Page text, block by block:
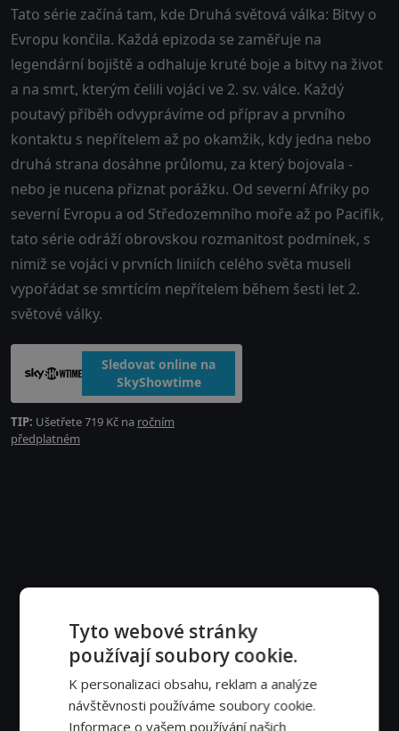
Tato série začíná tam, kde Druhá světová válka: Bitvy o
Evropu končila. Každá epizoda se zaměřuje na
legendární bojiště a odhaluje kruté boje a bitvy na život
a na smrt, kterým čelili vojáci ve 2. sv. válce. Každý
poutavý příběh odvyprávíme od příprav a prvního
kontaktu s nepřítelem až po okamžik, kdy jedna nebo
druhá strana dosáhne průlomu, za který bojovala -
nebo je nucena přiznat porážku. Od severní Afriky po
severní Evropu a od Středozemního moře až po Pacifik,
tato série odráží obrovskou rozmanitost podmínek, s
nimiž se vojáci v prvních liniích celého světa museli
vypořádat se smrtícím nepřítelem během šesti let 2.
světové války.
Sledovat online na
SkyShowtime
TIP: Ušetřete 719 Kč na ročním
předplatném
Tyto webové stránky
používají soubory cookie.
K personalizaci obsahu, reklam a analýze
návštěvnosti používáme soubory cookie.
Informace o vašem používání našich